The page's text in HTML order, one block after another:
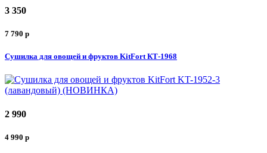
3 350
7 790 p
Сушилка для овощей и фруктов KitFort КТ-1968
2 990
4 990 p